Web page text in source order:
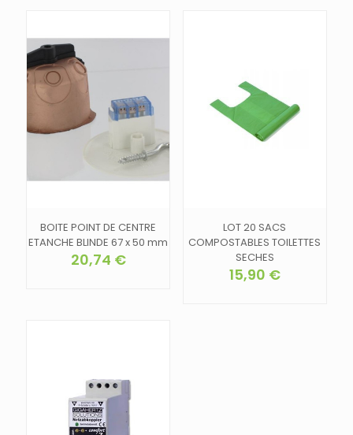
BOITE POINT DE CENTRE
ETANCHE BLINDE 67 x 50 mm
20,74 €
LOT 20 SACS
COMPOSTABLES TOILETTES
SECHES
15,90 €